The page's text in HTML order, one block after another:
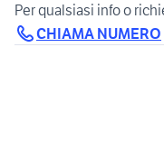
Per qualsiasi info o
CHIAMA NUMERO